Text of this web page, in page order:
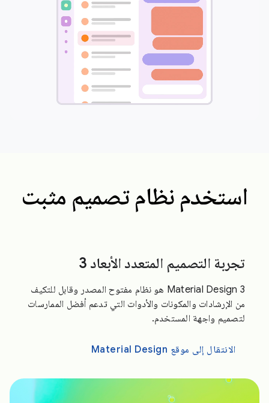
استخدم نظام تصميم مثبت
تجربة التصميم المتعدد الأبعاد 3
Material Design 3 هو نظام مفتوح المصدر وقابل للتكيف
من الإرشادات والمكونات والأدوات التي تدعم أفضل الممارسات
لتصميم واجهة المستخدم.
الانتقال إلى موقع Material Design